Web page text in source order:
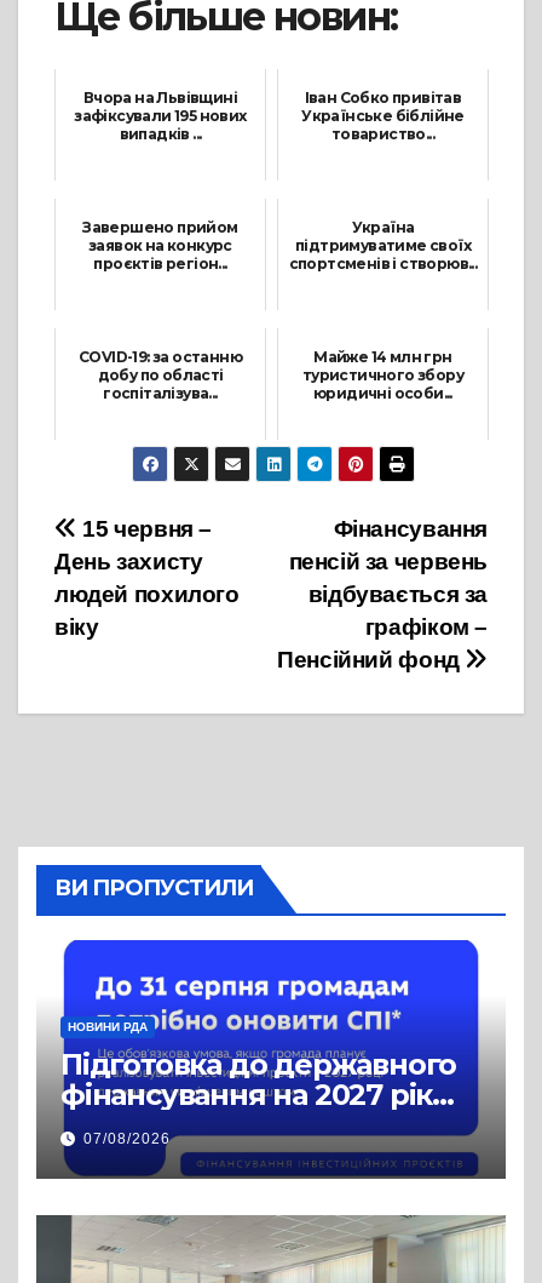
Ще більше новин:
Вчора на Львівщині
зафіксували 195 нових
випадків ...
Іван Собко привітав
Українське біблійне
товариство...
Завершено прийом
заявок на конкурс
проєктів регіон...
Україна
підтримуватиме своїх
спортсменів і створюв...
COVID-19: за останню
добу по області
госпіталізува...
3 Липня, 2021
Майже 14 млн грн
туристичного збору
юридичні особи...
10 Грудня, 2021
Навігація
записів
Фінансування
пенсій за червень
відбувається за
графіком –
Пенсійний фонд
15 червня –
День захисту
людей похилого
віку
ВИ ПРОПУСТИЛИ
НОВИНИ РДА
Підготовка до державного
фінансування на 2027 рік
уже триває
07/08/2026